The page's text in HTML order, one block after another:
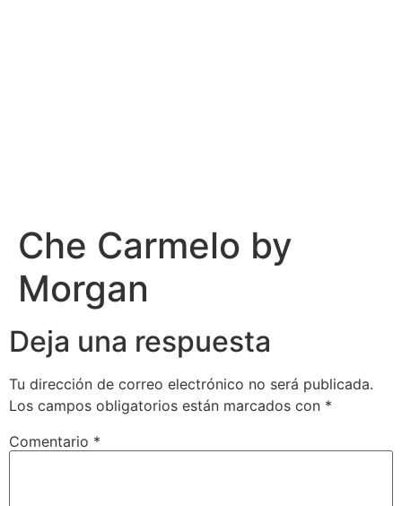
Che Carmelo by
Morgan
Deja una respuesta
Tu dirección de correo electrónico no será publicada.
Los campos obligatorios están marcados con *
Comentario *